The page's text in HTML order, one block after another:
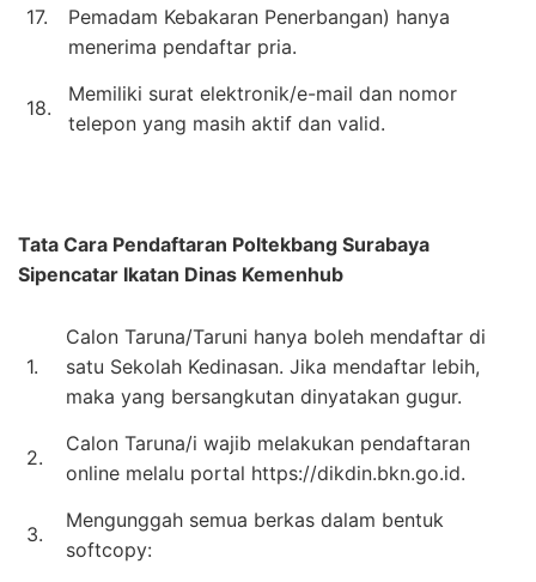
17.
Pemadam Kebakaran Penerbangan) hanya
menerima pendaftar pria.
18.
Memiliki surat elektronik/e-mail dan nomor
telepon yang masih aktif dan valid.
Tata Cara Pendaftaran Poltekbang Surabaya
Sipencatar Ikatan Dinas Kemenhub
1.
Calon Taruna/Taruni hanya boleh mendaftar di
satu Sekolah Kedinasan. Jika mendaftar lebih,
maka yang bersangkutan dinyatakan gugur.
2.
Calon Taruna/i wajib melakukan pendaftaran
online melalu portal https://dikdin.bkn.go.id.
3.
Mengunggah semua berkas dalam bentuk
softcopy: